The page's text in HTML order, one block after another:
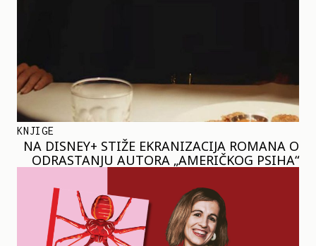
KNJIGE
NA DISNEY+ STIŽE EKRANIZACIJA ROMANA O
ODRASTANJU AUTORA „AMERIČKOG PSIHA“